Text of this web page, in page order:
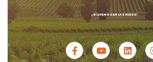
¡SÍGUENOS EN LAS REDES!